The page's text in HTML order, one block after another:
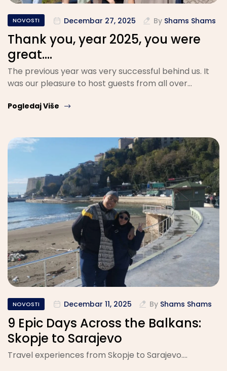
NOVOSTI Decembar 27, 2025 By Shams Shams
Thank you, year 2025, you were
great….
The previous year was very successful behind us. It
was our pleasure to host guests from all over…
Pogledaj Više
NOVOSTI Decembar 11, 2025 By Shams Shams
9 Epic Days Across the Balkans:
Skopje to Sarajevo
Travel experiences from Skopje to Sarajevo....